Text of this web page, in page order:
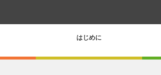
はじめに